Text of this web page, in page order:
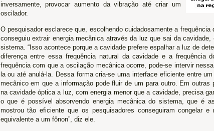
inversamente, provocar aumento da vibração até criar um
oscilador.
O pesquisador esclarece que, escolhendo cuidadosamente a
conseguiu extrair energia mecânica através da luz que sai da
sistema. “Isso acontece porque a cavidade prefere espalhar a luz de
diferença entre essa frequência natural da cavidade e a frequência
frequência com que a oscilação mecânica ocorre, pode-se intervir
la ou até anulá-la. Dessa forma cria-se uma interface eficiente entre
mecânico em que a informação pode fluir de um para outro. Em outras
na cavidade óptica a luz, com energia menor que a cavidade, precisa
o que é possível absorvendo energia mecânica do sistema, que é
mostrou tão eficiente que os pesquisadores conseguiram congelar
equivalente a um fônon”, diz ele.